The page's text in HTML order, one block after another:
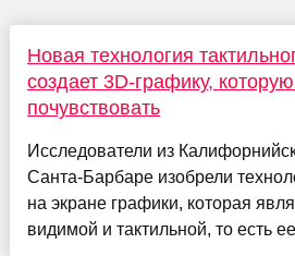
Новая технология
создает 3D-графику,
почувствовать
Исследователи из
Санта-Барбаре изобрели
на экране графики, которая
видимой и тактильной, то есть